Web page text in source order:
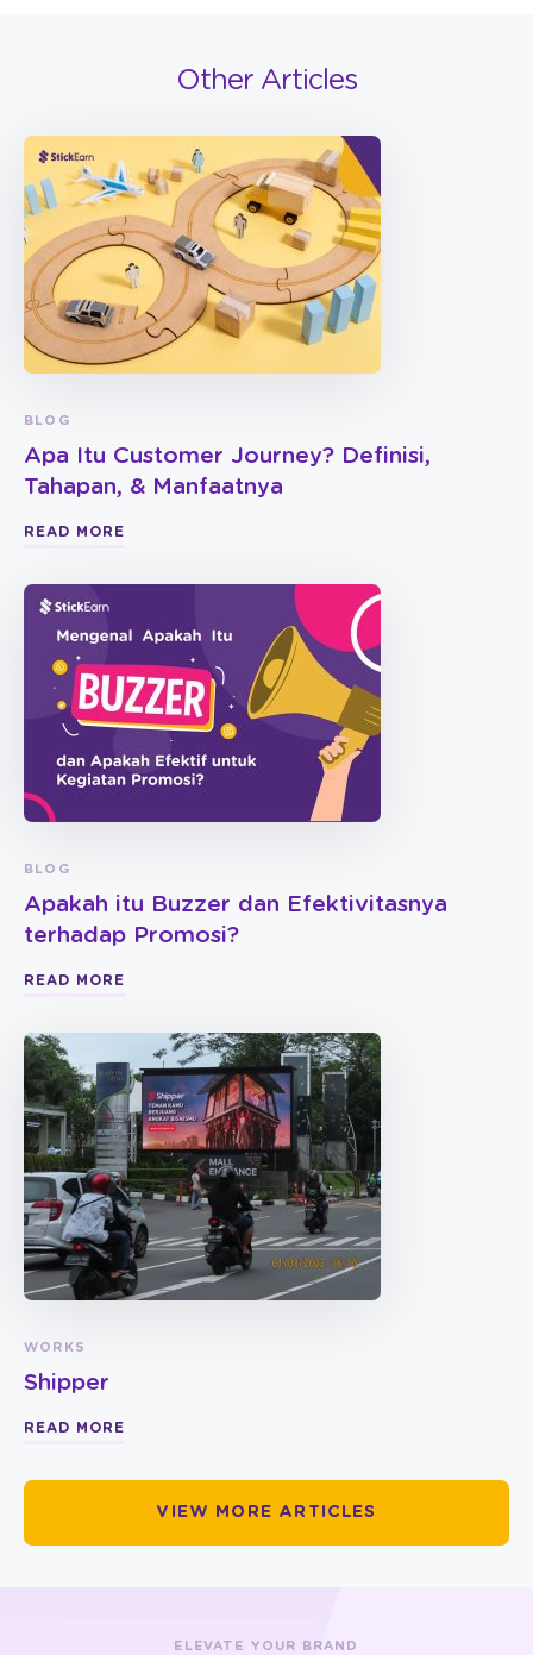
Other Articles
BLOG
Apa Itu Customer Journey? Definisi,
Tahapan, & Manfaatnya
READ MORE
BLOG
Apakah itu Buzzer dan Efektivitasnya
terhadap Promosi?
READ MORE
WORKS
Shipper
READ MORE
VIEW MORE ARTICLES
ELEVATE YOUR BRAND